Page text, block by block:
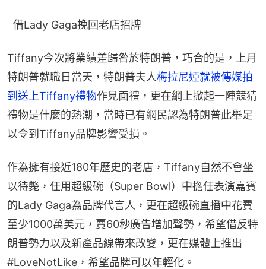
借Lady Gaga挽回老店招牌
Tiffany今次將業績差歸咎於特朗普，巧合的是，上月
特朗普就職日當天，特朗普夫人梅拉尼婭就被傳媒拍
到送上Tiffany禮物作見面禮，更在網上掀起一陣競猜
禮物是什麼的熱潮，當時已有網民認為特朗普此舉足
以令到Tiffany品牌影響受損。
作為擁有接近180年歷史的老店，Tiffany自然不會坐
以待斃，任用超級碗（Super Bowl）中擔任表演嘉賓
的Lady Gaga為品牌代言人，更在超級碗直播中花費
至少1000萬美元，賣60秒廣告增加聲勢，希望借反特
朗普勢力以及新產品線帶來改變，更在媒體上推出
#LoveNotLike，希望品牌可以年輕化。